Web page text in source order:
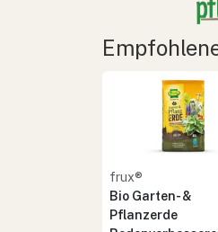
frux®
Bio Garten- &
Pflanzerde